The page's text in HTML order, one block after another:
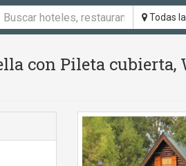
Todas
con Pileta cubierta,